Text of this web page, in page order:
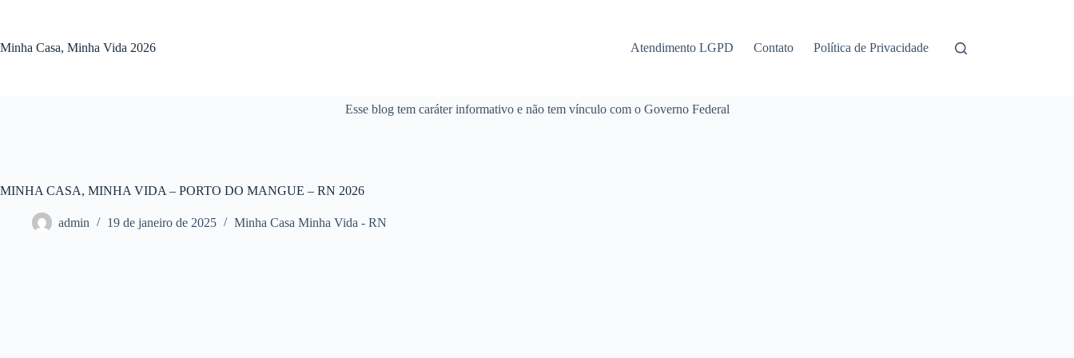
conteúdo
Minha Casa, Minha Vida 2026 Atendimento LGPD Contato Política de Privacidade
Esse blog tem caráter informativo e não tem vínculo com o Governo Federal
MINHA CASA, MINHA VIDA – PORTO DO MANGUE – RN 2026
admin 19 de janeiro de 2025 Minha Casa Minha Vida - RN